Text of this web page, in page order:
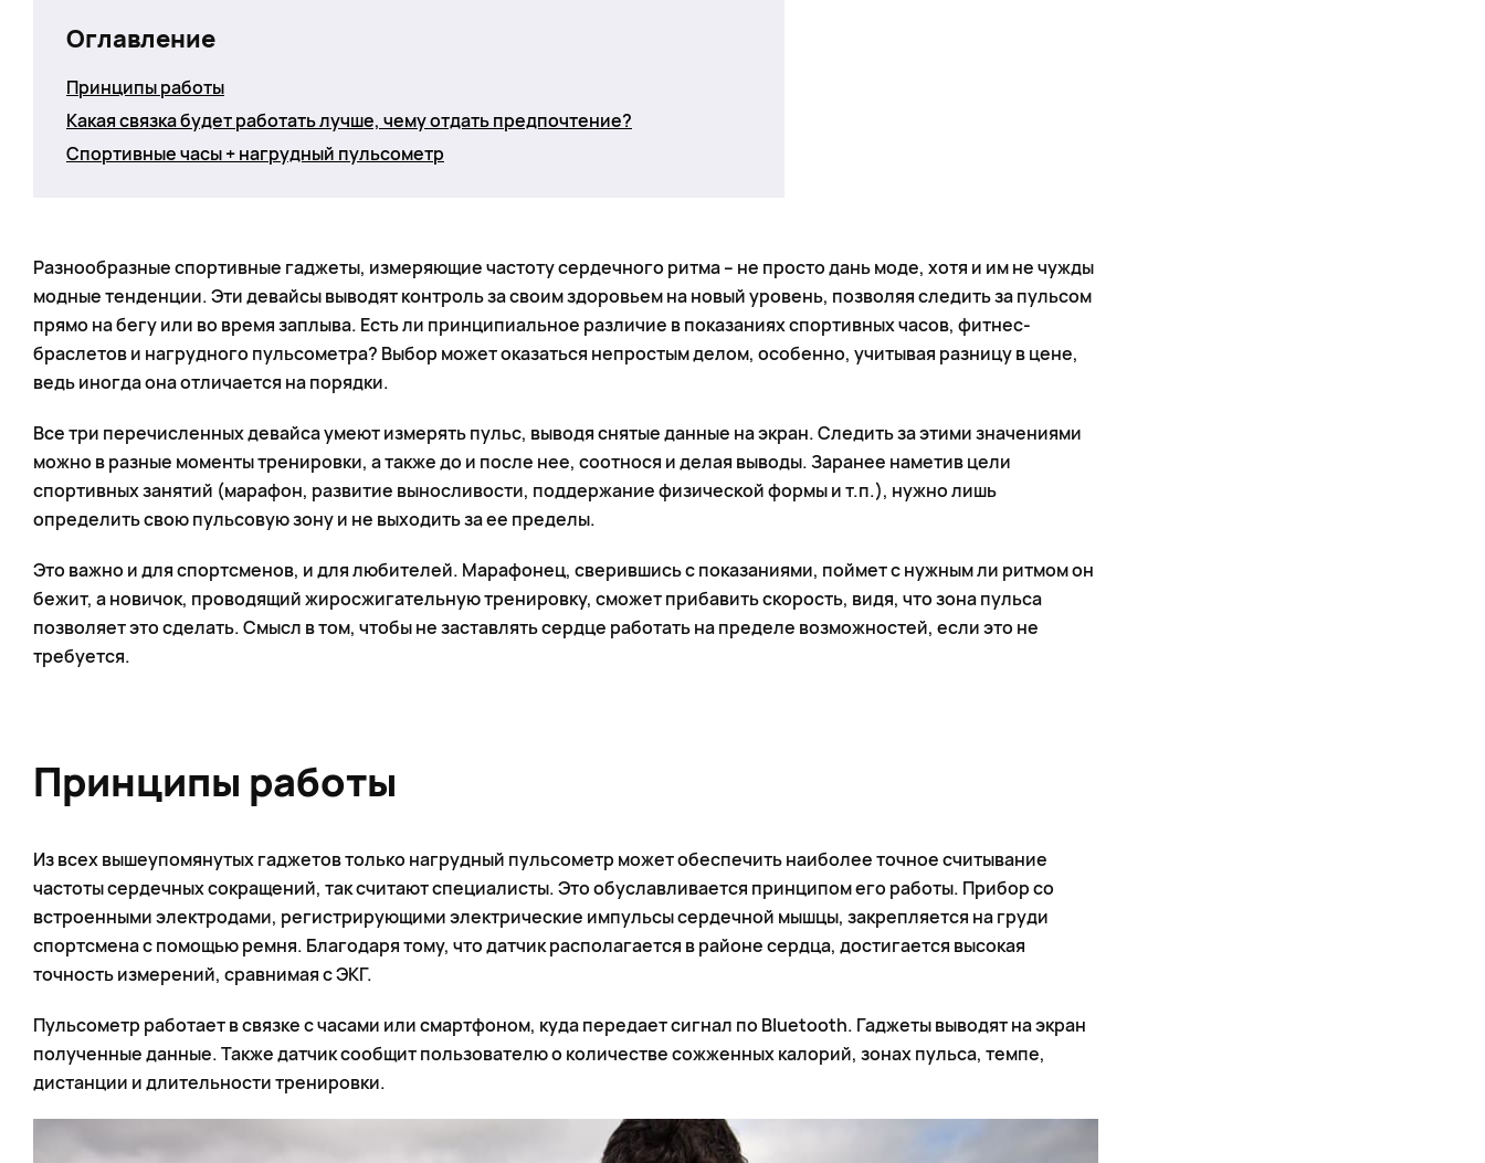
Оглавление
Принципы работы
Какая связка будет работать лучше, чему отдать предпочтение?
Спортивные часы + нагрудный пульсометр
Разнообразные спортивные гаджеты, измеряющие частоту сердечного ритма – не просто дань моде, хотя и им не чужды
модные тенденции. Эти девайсы выводят контроль за своим здоровьем на новый уровень, позволяя следить за пульсом
прямо на бегу или во время заплыва. Есть ли принципиальное различие в показаниях спортивных часов, фитнес-
браслетов и нагрудного пульсометра? Выбор может оказаться непростым делом, особенно, учитывая разницу в цене,
ведь иногда она отличается на порядки.
Все три перечисленных девайса умеют измерять пульс, выводя снятые данные на экран. Следить за этими значениями
можно в разные моменты тренировки, а также до и после нее, соотнося и делая выводы. Заранее наметив цели
спортивных занятий (марафон, развитие выносливости, поддержание физической формы и т.п.), нужно лишь
определить свою пульсовую зону и не выходить за ее пределы.
Это важно и для спортсменов, и для любителей. Марафонец, сверившись с показаниями, поймет с нужным ли ритмом он
бежит, а новичок, проводящий жиросжигательную тренировку, сможет прибавить скорость, видя, что зона пульса
позволяет это сделать. Смысл в том, чтобы не заставлять сердце работать на пределе возможностей, если это не
требуется.
Принципы работы
Из всех вышеупомянутых гаджетов только нагрудный пульсометр может обеспечить наиболее точное считывание
частоты сердечных сокращений, так считают специалисты. Это обуславливается принципом его работы. Прибор со
встроенными электродами, регистрирующими электрические импульсы сердечной мышцы, закрепляется на груди
спортсмена с помощью ремня. Благодаря тому, что датчик располагается в районе сердца, достигается высокая
точность измерений, сравнимая с ЭКГ.
Пульсометр работает в связке с часами или смартфоном, куда передает сигнал по Bluetooth. Гаджеты выводят на экран
полученные данные. Также датчик сообщит пользователю о количестве сожженных калорий, зонах пульса, темпе,
дистанции и длительности тренировки.